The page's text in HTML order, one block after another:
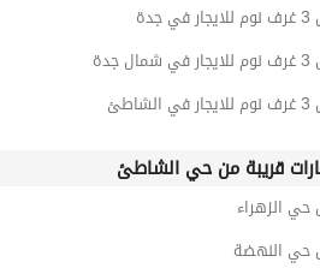
جدة
قريبة من حي الشاطئ
حي الزهراء
حي النهضة